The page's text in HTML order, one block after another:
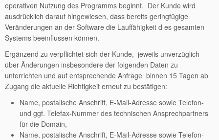
operativen Nutzung des Programms beginnt. Der Kunde wird
ausdrücklich darauf hingewiesen, dass bereits geringfügige
Veränderungen an der Software die Lauffähigkeit d es gesamten
Systems beeinflussen können.
Ergänzend zu verpflichtet sich der Kunde, jeweils unverzüglich
über Änderungen insbesondere der folgenden Daten zu
unterrichten und auf entsprechende Anfrage binnen 15 Tagen ab
Zugang die aktuelle Richtigkeit erneut zu bestätigen:
Name, postalische Anschrift, E-Mail-Adresse sowie Telefon-
und ggf. Telefax-Nummer des technischen Ansprechpartners
für die Domain,
Name, postalische Anschrift, E-Mail-Adresse sowie Telefon-